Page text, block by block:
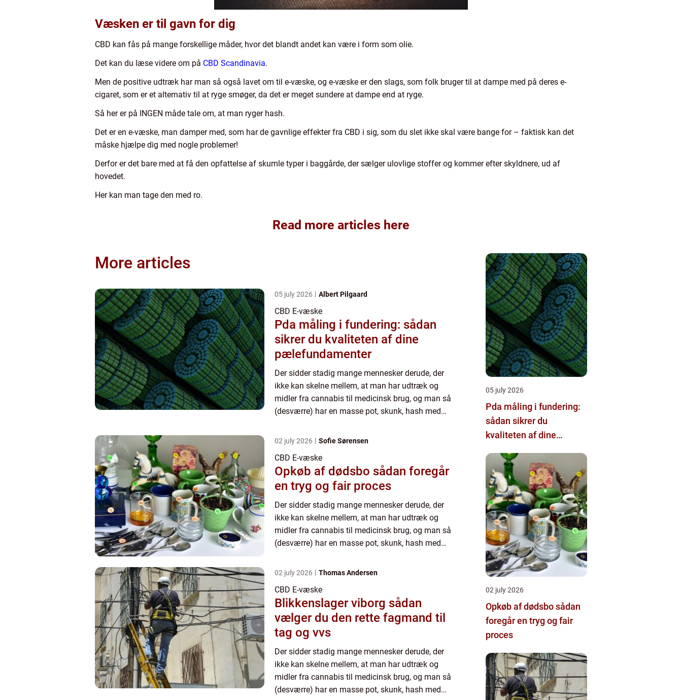
Væsken er til gavn for dig
CBD kan fås på mange forskellige måder, hvor det blandt andet kan være i form som olie.
Det kan du læse videre om på CBD Scandinavia.
Men de positive udtræk har man så også lavet om til e-væske, og e-væske er den slags, som folk bruger til at dampe med på deres e-
cigaret, som er et alternativ til at ryge smøger, da det er meget sundere at dampe end at ryge.
Så her er på INGEN måde tale om, at man ryger hash.
Det er en e-væske, man damper med, som har de gavnlige effekter fra CBD i sig, som du slet ikke skal være bange for – faktisk kan det
måske hjælpe dig med nogle problemer!
Derfor er det bare med at få den opfattelse af skumle typer i baggårde, der sælger ulovlige stoffer og kommer efter skyldnere, ud af
hovedet.
Her kan man tage den med ro.
Read more articles here
More articles
05 july 2026 Albert Pilgaard
CBD E-væske
Pda måling i fundering: sådan
sikrer du kvaliteten af dine
pælefundamenter
Der sidder stadig mange mennesker derude, der
ikke kan skelne mellem, at man har udtræk og
midler fra cannabis til medicinsk brug, og man så
(desværre) har en masse pot, skunk, hash med
man har nog...
02 july 2026 Sofie Sørensen
CBD E-væske
Opkøb af dødsbo sådan foregår
en tryg og fair proces
Der sidder stadig mange mennesker derude, der
ikke kan skelne mellem, at man har udtræk og
midler fra cannabis til medicinsk brug, og man så
(desværre) har en masse pot, skunk, hash med
man har nog...
02 july 2026 Thomas Andersen
CBD E-væske
Blikkenslager viborg sådan
vælger du den rette fagmand til
tag og vvs
Der sidder stadig mange mennesker derude, der
ikke kan skelne mellem, at man har udtræk og
midler fra cannabis til medicinsk brug, og man så
(desværre) har en masse pot, skunk, hash med
05 july 2026
Pda måling i fundering:
sådan sikrer du
kvaliteten af dine
02 july 2026
Opkøb af dødsbo sådan
foregår en tryg og fair
proces